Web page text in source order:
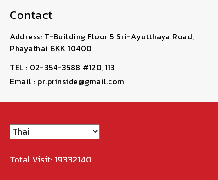
Contact
Address: T-Building Floor 5 Sri-Ayutthaya Road,
Phayathai BKK 10400
TEL : 02-354-3588 #120, 113
Email : pr.prinside@gmail.com
Total Visit: 19332140